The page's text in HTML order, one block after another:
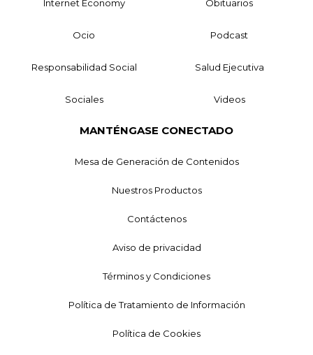
Internet Economy Obituarios
Ocio Podcast
Responsabilidad Social Salud Ejecutiva
Sociales Videos
MANTÉNGASE CONECTADO
Mesa de Generación de Contenidos
Nuestros Productos
Contáctenos
Aviso de privacidad
Términos y Condiciones
Política de Tratamiento de Información
Política de Cookies